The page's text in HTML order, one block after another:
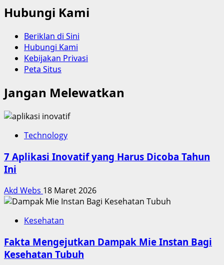
Hubungi Kami
Beriklan di Sini
Hubungi Kami
Kebijakan Privasi
Peta Situs
Jangan Melewatkan
Technology
7 Aplikasi Inovatif yang Harus Dicoba Tahun
Ini
Akd Webs 18 Maret 2026
Kesehatan
Fakta Mengejutkan Dampak Mie Instan Bagi
Kesehatan Tubuh